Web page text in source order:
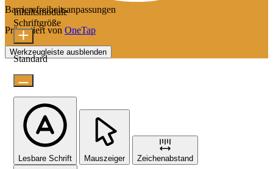
Barrierefreiheitsanpassungen
Präsentiert von OneTap
Werkzeugleiste ausblenden
Inhaltsmodule
Schriftgröße
Standard
Lesbare Schrift Mauszeiger Zeichenabstand